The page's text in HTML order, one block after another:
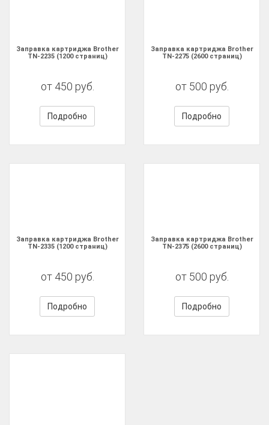
Заправка картриджа Brother
TN-2235 (1200 страниц)
от 450 руб.
Подробно
Заправка картриджа Brother
TN-2275 (2600 страниц)
от 500 руб.
Подробно
Заправка картриджа Brother
TN-2335 (1200 страниц)
от 450 руб.
Подробно
Заправка картриджа Brother
TN-2375 (2600 страниц)
от 500 руб.
Подробно